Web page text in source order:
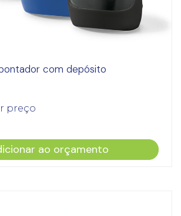
com depósito
preço
ao orçamento